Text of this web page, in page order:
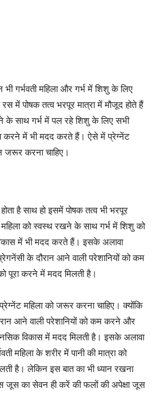
गर्भवती महिला और गर्भ में शिशु के लिए
में पोषक तत्व भरपूर मात्रा में मौजूद होते हैं
के साथ गर्भ में पल रहे शिशु के लिए सभी
करने में भी मदद करते हैं। ऐसे में प्रेग्नेंट
करना चाहिए।
है साथ हो इसमें पोषक तत्व भी भरपूर
महिला को स्वस्थ रखने के साथ गर्भ में शिशु को
में भी मदद करते हैं। इसके अलावा
के दौरान आने वाली परेशानियों को कम
पूरा करने में मदद मिलती है।
महिला को जरूर करना चाहिए। क्योंकि
आने वाली परेशानियों को कम करने और
विकास में मदद मिलती है। इसके अलावा
महिला के शरीर में पानी की मात्रा को
है। लेकिन इस बात का भी ध्यान रखना
जूस का सेवन ही करें की फलों की अपेक्षा जूस